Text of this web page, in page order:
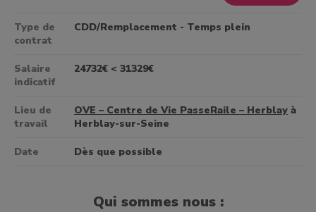
Type de
contrat
CDD/Remplacement - Temps plein
Salaire
indicatif
24732€ < 31329€
Lieu de
travail
OVE – Centre de Vie PasseRaile – Herblay à
Herblay-sur-Seine
Date Dès que possible
Qui sommes nous :